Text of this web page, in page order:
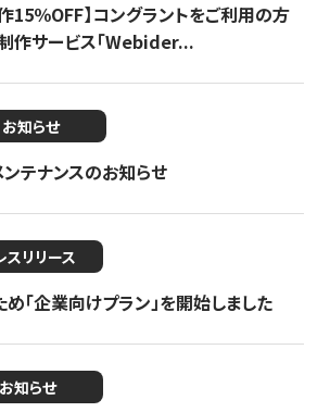
15％OFF】コングラントをご利用の方
作サービス「Webider...
お知らせ
ンテナンスのお知らせ
スリリース
「企業向けプラン」を開始しました
お知らせ